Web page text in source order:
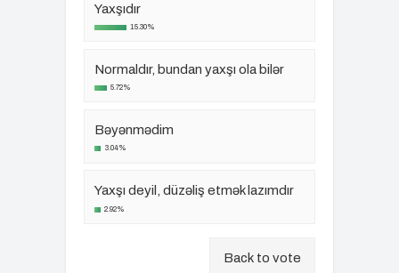
Yaxşıdır
15.30%
Normaldır, bundan yaxşı ola bilər
5.72%
Bəyənmədim
3.04%
Yaxşı deyil, düzəliş etmək lazımdır
2.92%
Back to vote